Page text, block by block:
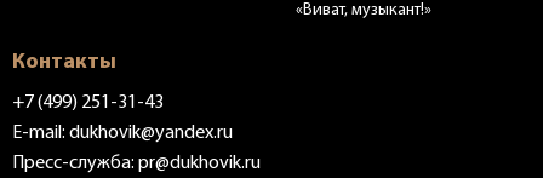
«Виват, музыкант!»
Контакты
+7 (499) 251-31-43
E-mail: dukhovik@yandex.ru
Пресс-служба: pr@dukhovik.ru